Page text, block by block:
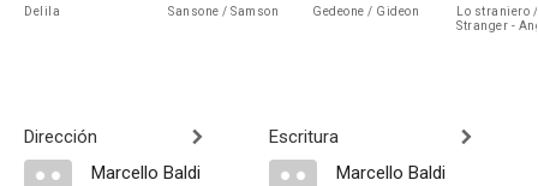
Delila Sansone / Samson Gedeone / Gideon
Lo straniero
Stranger -
Dirección
Marcello Baldi
Escritura
Marcello Baldi